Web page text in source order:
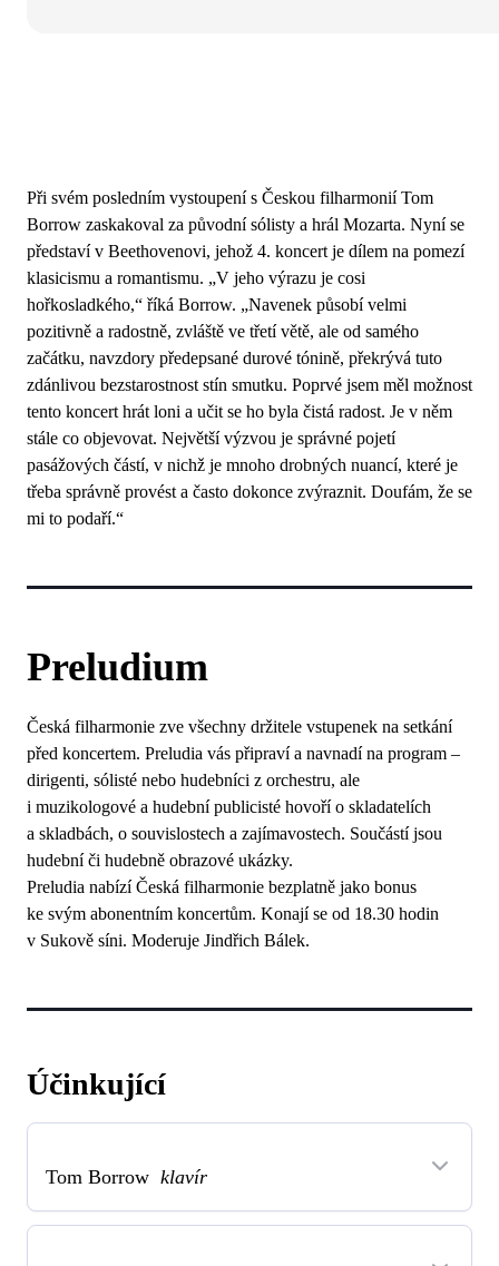
Při svém posledním vystoupení s Českou filharmonií Tom
Borrow zaskakoval za původní sólisty a hrál Mozarta. Nyní se
představí v Beethovenovi, jehož 4. koncert je dílem na pomezí
klasicismu a romantismu. „V jeho výrazu je cosi
hořkosladkého,“ říká Borrow. „Navenek působí velmi
pozitivně a radostně, zvláště ve třetí větě, ale od samého
začátku, navzdory předepsané durové tónině, překrývá tuto
zdánlivou bezstarostnost stín smutku. Poprvé jsem měl možnost
tento koncert hrát loni a učit se ho byla čistá radost. Je v něm
stále co objevovat. Největší výzvou je správné pojetí
pasážových částí, v nichž je mnoho drobných nuancí, které je
třeba správně provést a často dokonce zvýraznit. Doufám, že se
mi to podaří.“
Preludium
Česká filharmonie zve všechny držitele vstupenek na setkání
před koncertem. Preludia vás připraví a navnadí na program –
dirigenti, sólisté nebo hudebníci z orchestru, ale
i muzikologové a hudební publicisté hovoří o skladatelích
a skladbách, o souvislostech a zajímavostech. Součástí jsou
hudební či hudebně obrazové ukázky.
Preludia nabízí Česká filharmonie bezplatně jako bonus
ke svým abonentním koncertům. Konají se od 18.30 hodin
v Sukově síni. Moderuje Jindřich Bálek.
Účinkující
Tom Borrow klavír